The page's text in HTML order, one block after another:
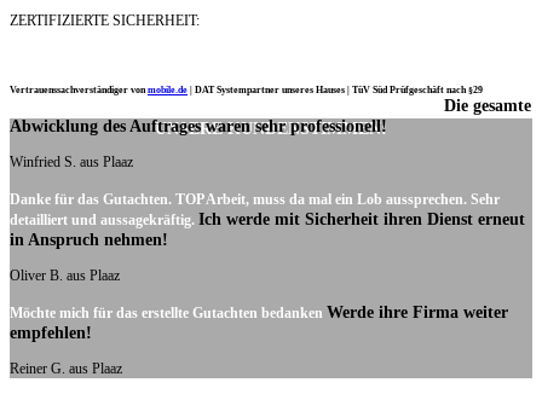
ZERTIFIZIERTE SICHERHEIT:
Vertrauenssachverständiger vonmobile.de DAT Systempartner unseres Hauses | TüV Süd Prüfgeschäft nach §29
UNSERE KUNDENSTIMMEN:
Die gesamte
Abwicklung des Auftrages waren sehr professionell!
Winfried S. aus Plaaz
Danke für das Gutachten. TOP Arbeit, muss da mal ein Lob aussprechen. Sehr
detailliert und aussagekräftig. Ich werde mit Sicherheit ihren Dienst erneut
in Anspruch nehmen!
Oliver B. aus Plaaz
Möchte mich für das erstellte Gutachten bedanken Werde ihre Firma weiter
empfehlen!
Reiner G. aus Plaaz